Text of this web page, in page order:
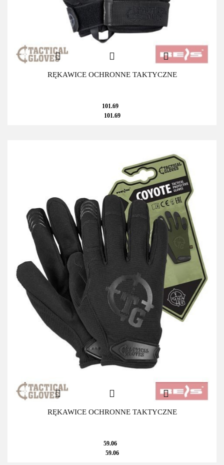
RĘKAWICE OCHRONNE TAKTYCZNE
101.69
101.69
RĘKAWICE OCHRONNE TAKTYCZNE
59.06
59.06